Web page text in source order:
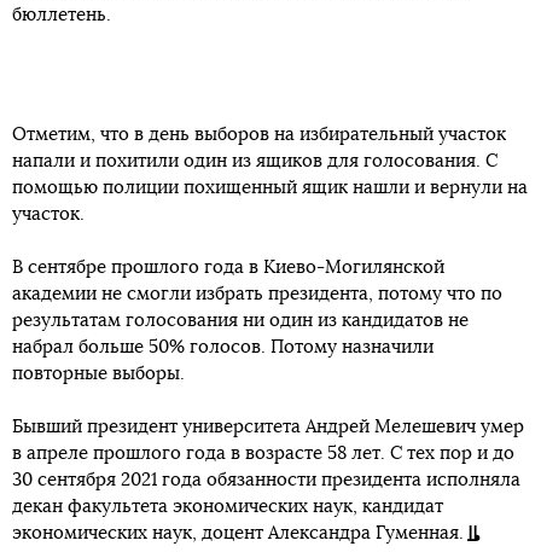
бюллетень.
Отметим, что в день выборов на избирательный участок
напали и похитили один из ящиков для голосования. С
помощью полиции похищенный ящик нашли и вернули на
участок.
В сентябре прошлого года в Киево-Могилянской
академии не смогли избрать президента, потому что по
результатам голосования ни один из кандидатов не
набрал больше 50% голосов. Потому назначили
повторные выборы.
Бывший президент университета Андрей Мелешевич умер
в апреле прошлого года в возрасте 58 лет. С тех пор и до
30 сентября 2021 года обязанности президента исполняла
декан факультета экономических наук, кандидат
экономических наук, доцент Александра Гуменная.